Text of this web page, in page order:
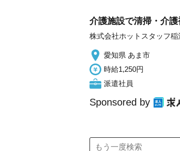
介護施設で清掃・介
株式会社ホットスタッフ稲
愛知県 あま市
時給1,250円
派遣社員
Sponsored by